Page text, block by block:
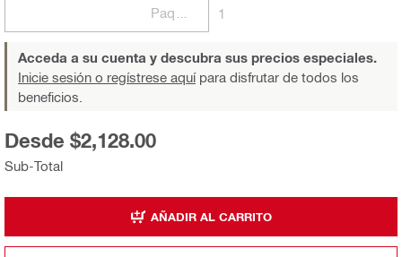
1
Acceda a su cuenta y descubra sus precios especiales.
Inicie sesión o regístrese aquípara disfrutar de todos los
beneficios.
Sub-Total
Desde $2,128.00
AÑADIR AL CARRITO